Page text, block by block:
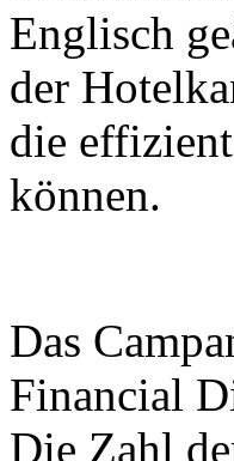
Englisch
der
die
können.
Das
Financial
Die Zahl